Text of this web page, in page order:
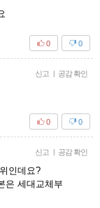
0
0
신고 | 공감 확인
0
0
신고 | 공감 확인
인데요?
은 세대교체부